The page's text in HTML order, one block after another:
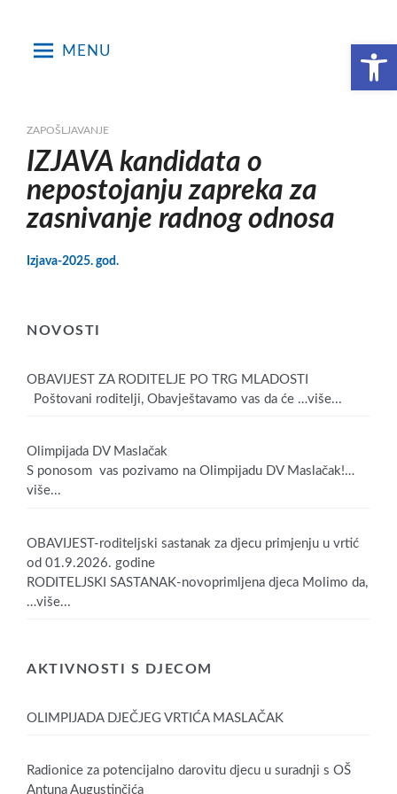
Open toolbar
MENU
ZAPOŠLJAVANJE
IZJAVA kandidata o
nepostojanju zapreka za
zasnivanje radnog odnosa
Izjava-2025. god.
NOVOSTI
OBAVIJEST ZA RODITELJE PO TRG MLADOSTI
Poštovani roditelji, Obavještavamo vas da će …više...
Olimpijada DV Maslačak
S ponosom vas pozivamo na Olimpijadu DV Maslačak!…
više...
OBAVIJEST-roditeljski sastanak za djecu primjenju u vrtić
od 01.9.2026. godine
RODITELJSKI SASTANAK-novoprimljena djeca Molimo da,
…više...
AKTIVNOSTI S DJECOM
OLIMPIJADA DJEČJEG VRTIĆA MASLAČAK
Radionice za potencijalno darovitu djecu u suradnji s OŠ
Antuna Augustinčića